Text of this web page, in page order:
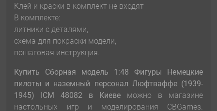
Клей и краски в комплект не входят
В комплекте:
литники с деталями,
схема для покраски модели,
пошаговая инструкция.
Купить Сборная модель 1:48 Фигуры Немецкие
пилоты и наземный персонал Люфтваффе (1939-
1945) ICM 48082 в Киеве можно в магазине
настольных игр и моделирования CBGames.